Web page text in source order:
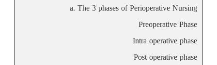
a. The 3 phases of Perioperative Nursing
Preoperative Phase
Intra operative phase
Post operative phase